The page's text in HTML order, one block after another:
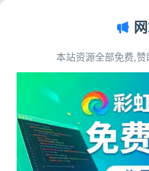
文章目录
源码简介
源码展示
源码下载
本站资源全部免费,赞